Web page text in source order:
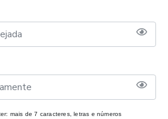
mais de 7 caracteres, letras e números